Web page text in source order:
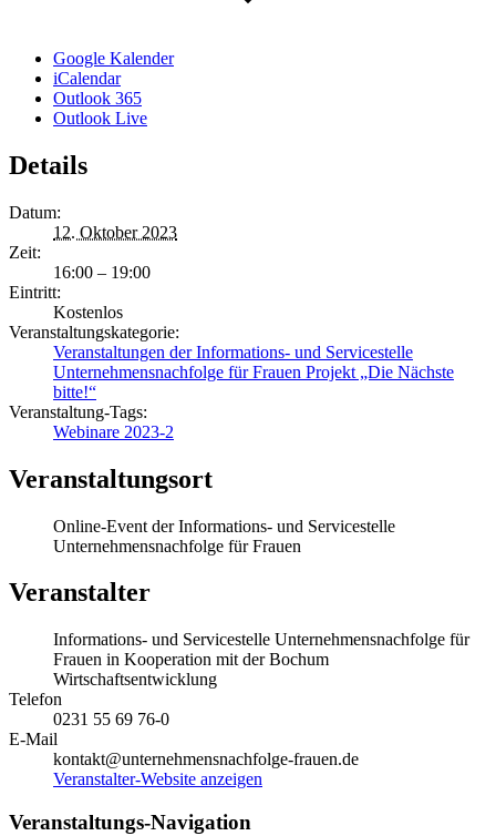
Google Kalender
iCalendar
Outlook 365
Outlook Live
Details
Datum:
12. Oktober 2023
Zeit:
16:00 – 19:00
Eintritt:
Kostenlos
Veranstaltungskategorie:
Veranstaltungen der Informations- und Servicestelle
Unternehmensnachfolge für Frauen Projekt „Die Nächste
bitte!“
Veranstaltung-Tags:
Webinare 2023-2
Veranstaltungsort
Online-Event der Informations- und Servicestelle
Unternehmensnachfolge für Frauen
Veranstalter
Informations- und Servicestelle Unternehmensnachfolge für
Frauen in Kooperation mit der Bochum
Wirtschaftsentwicklung
Telefon
0231 55 69 76-0
E-Mail
kontakt@unternehmensnachfolge-frauen.de
Veranstalter-Website anzeigen
Veranstaltungs-Navigation